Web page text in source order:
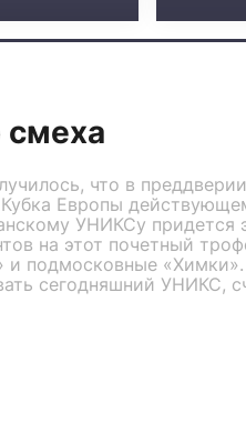
что в
Европы
УНИКСу придется
на этот почетный
и подмосковные
сегодняшний УНИКС,